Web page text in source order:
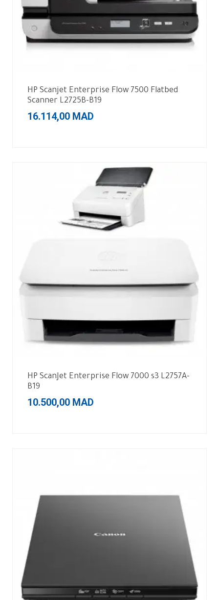
HP Scanjet Enterprise Flow 7500 Flatbed
Scanner L2725B-B19
16.114,00 MAD
HP ScanJet Enterprise Flow 7000 s3 L2757A-
B19
10.500,00 MAD